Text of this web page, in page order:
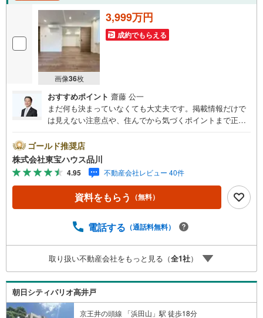
画像36枚
3,999万円
成約でもらえる
おすすめポイント 齋藤 公一
まだ何も決まっていなくても大丈夫です。掲載情報だけで
は見えない注意点や、住んでから気づくポイントまで正直
とも包み隠さずお伝えし、「納得して選ぶ」ためのサポー
トを大切にしています。現地でしか分からないリアルな情
報も含めて、一緒に後悔しない住まい探しを進めていきま
しょう。まずはお気軽にご相談ください。【Yahoo！ 不動
産キャンペーン対象店舗】当店で物件を成約するとPayPay
ボーナスライトがもらえる「Yahoo！ 不動産 物件ご成約キ
予約をする」ボタンからお問い合わせください。※必ずYah
スライトは出金と譲渡はできません。ご案内・詳細な資料
のご請求はお気軽にどうぞ♪お電話でのお問い合わせも常
時受け付けております！お気軽にお問い合わせください。
ゴールド推奨店
株式会社東宝ハウス品川
4.95 不動産会社レビュー 40件
資料をもらう （無料）
電話する （通話料無料）
取り扱い不動産会社をもっと見る（全1社）
朝日シティパリオ高井戸
京王井の頭線 「浜田山」駅 徒歩18分